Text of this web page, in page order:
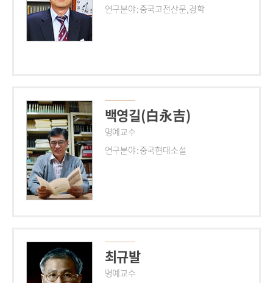
연구분야 : 중국고전산문, 경학
백영길(白永吉)
명예교수
연구분야 : 중국현대소설
최규발
명예교수